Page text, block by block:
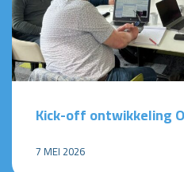
Kick-off ontwikkeling
7 MEI 2026